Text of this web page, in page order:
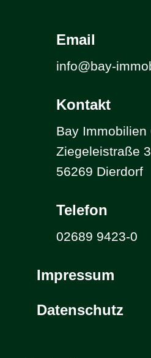
Email
info@bay-
Kontakt
Bay Immobilien
Ziegeleistraße
56269 Dierdorf
Telefon
02689 9423-0
Impressum
Datenschutz